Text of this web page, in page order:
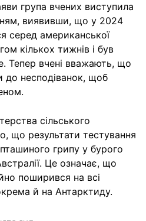
група вчених виступила
виявивши, що у 2024
серед американської
кількох тижнів і був
Тепер вчені вважають, що
до несподіванок, щоб
сільського
що результати тестування
грипу у бурого
Це означає, що
поширився на всі
й на Антарктиду.